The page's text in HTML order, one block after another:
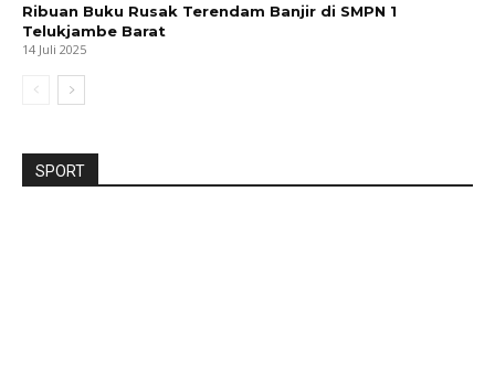
Ribuan Buku Rusak Terendam Banjir di SMPN 1
Telukjambe Barat
14 Juli 2025
SPORT